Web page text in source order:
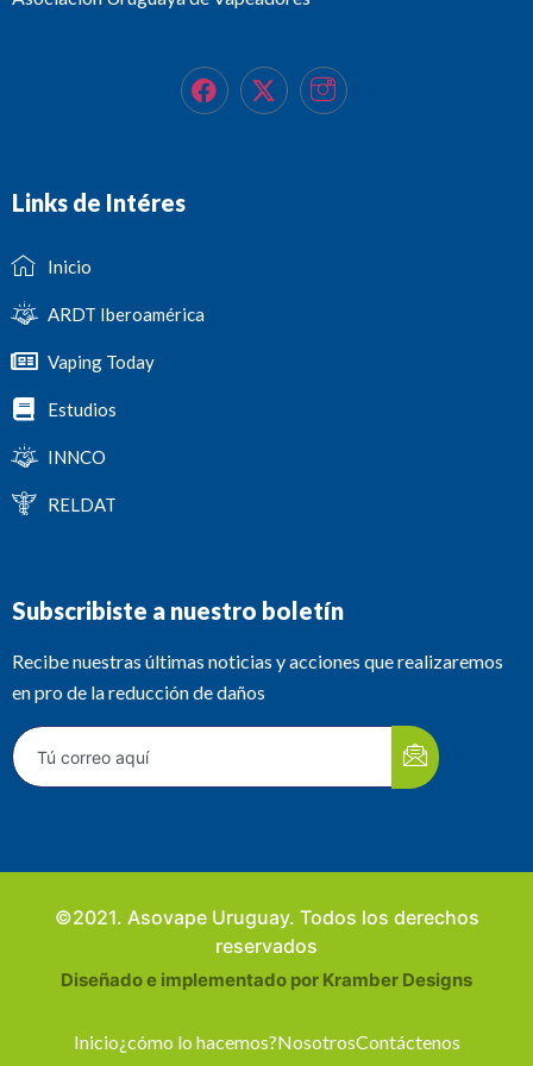
Links de Intéres
Inicio
ARDT Iberoamérica
Vaping Today
Estudios
INNCO
RELDAT
Subscribiste a nuestro boletín
Recibe nuestras últimas noticias y acciones que realizaremos
en pro de la reducción de daños
©2021. Asovape Uruguay. Todos los derechos
reservados
Diseñado e implementado por Kramber Designs
Inicio¿cómo lo hacemos?NosotrosContáctenos